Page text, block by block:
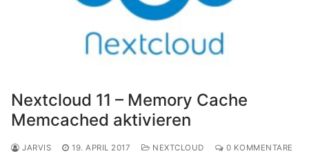
Nextcloud 11 – Memory Cache
Memcached aktivieren
JARVIS 19. APRIL 2017 NEXTCLOUD 0 KOMMENTARE